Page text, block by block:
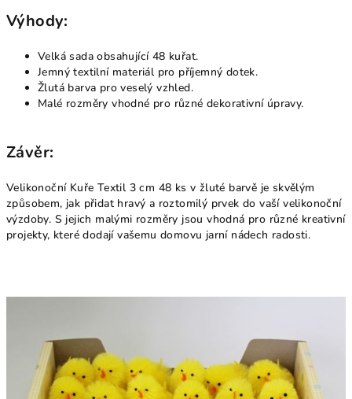
Výhody:
Velká sada obsahující 48 kuřat.
Jemný textilní materiál pro příjemný dotek.
Žlutá barva pro veselý vzhled.
Malé rozměry vhodné pro různé dekorativní úpravy.
Závěr:
Velikonoční Kuře Textil 3 cm 48 ks v žluté barvě je skvělým
způsobem, jak přidat hravý a roztomilý prvek do vaší velikonoční
výzdoby. S jejich malými rozměry jsou vhodná pro různé kreativní
projekty, které dodají vašemu domovu jarní nádech radosti.